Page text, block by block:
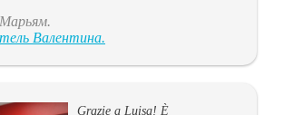
Валентина.
Grazie a Luisa! È